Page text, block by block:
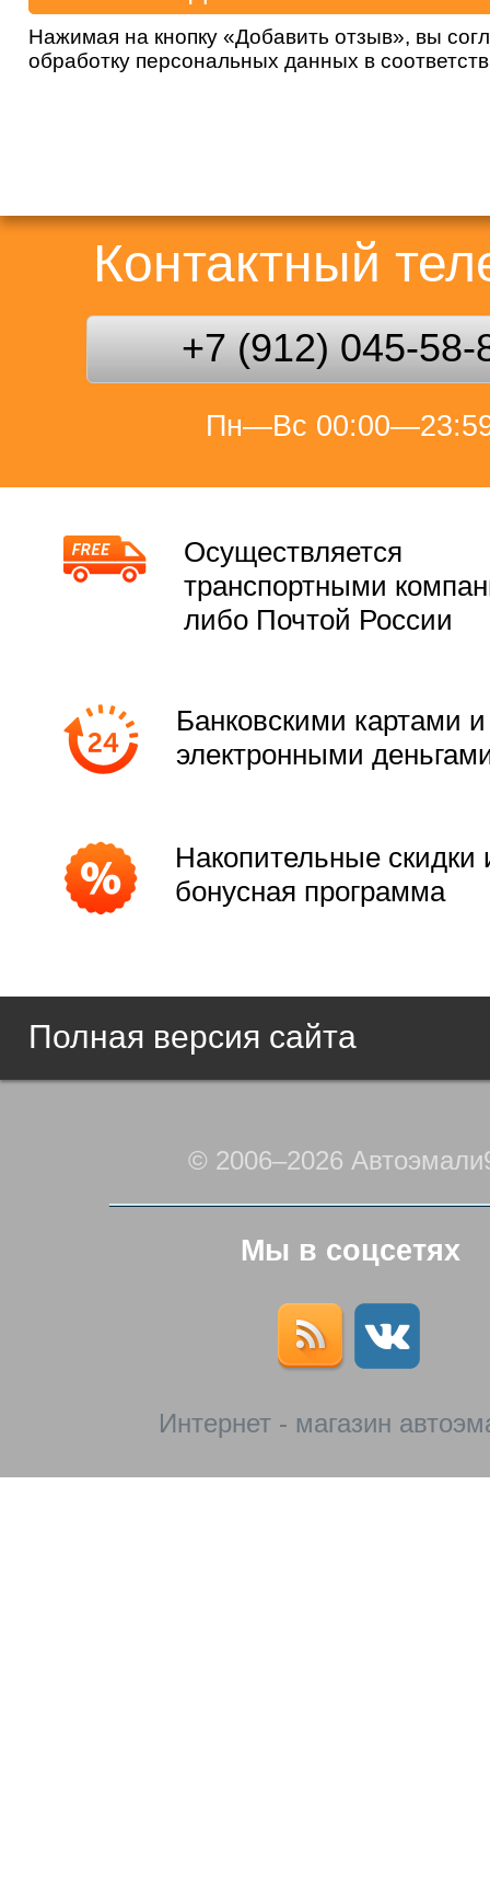
Нажимая на кнопку «Добавить отзыв», вы
обработку персональных данных в
Контактный
+7 (912) 045-58-
Пн—Вс
Осуществляется
транспортными
либо Почтой России
Банковскими картами и
электронными
Накопительные скидки
бонусная программа
Полная версия сайта
© 2006–2026
Мы в соцсетях
Интернет - магазин